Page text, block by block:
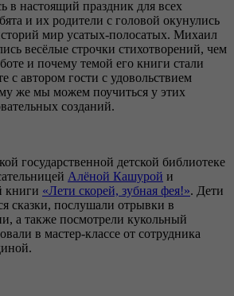
в настоящий праздник для всех
и их родители с головой окунулись
мир усатых-полосатых. Михаил
весёлые строчки стихотворений, чем
и почему темой его книги стали
с автором гости с удовольствием
же мы можем поучиться у этих
созданий.
государственной детской библиотеке
Алёной Кашурой и
книги «Лети скорей, зубная фея!». Дети
сказки, послушали отрывки в
а также посмотрели кукольный
в мастер-классе от сотрудника